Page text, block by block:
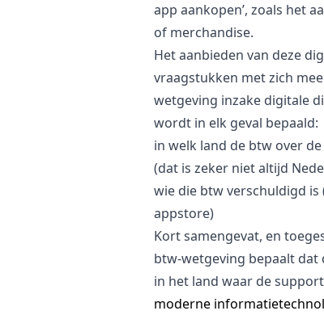
app aankopen’, zoals het
of merchandise.
Het aanbieden van deze
vraagstukken met zich
wetgeving inzake digitale
wordt in elk geval bepaald:
in welk land de btw over
(dat is zeker niet altijd
wie die btw verschuldigd
appstore)
Kort samengevat, en
btw-wetgeving bepaalt dat
in het land waar de
moderne